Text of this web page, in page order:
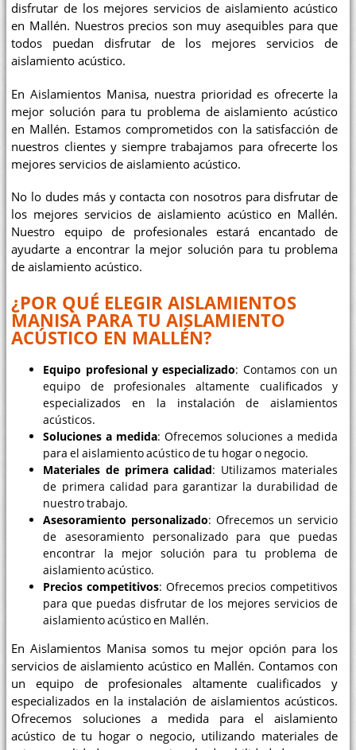
disfrutar de los mejores servicios de aislamiento acústico
en Mallén. Nuestros precios son muy asequibles para que
todos puedan disfrutar de los mejores servicios de
aislamiento acústico.
En Aislamientos Manisa, nuestra prioridad es ofrecerte la
mejor solución para tu problema de aislamiento acústico
en Mallén. Estamos comprometidos con la satisfacción de
nuestros clientes y siempre trabajamos para ofrecerte los
mejores servicios de aislamiento acústico.
No lo dudes más y contacta con nosotros para disfrutar de
los mejores servicios de aislamiento acústico en Mallén.
Nuestro equipo de profesionales estará encantado de
ayudarte a encontrar la mejor solución para tu problema
de aislamiento acústico.
¿POR QUÉ ELEGIR AISLAMIENTOS
MANISA PARA TU AISLAMIENTO
ACÚSTICO EN MALLÉN?
Equipo profesional y especializado: Contamos con un
equipo de profesionales altamente cualificados y
especializados en la instalación de aislamientos
acústicos.
Soluciones a medida: Ofrecemos soluciones a medida
para el aislamiento acústico de tu hogar o negocio.
Materiales de primera calidad: Utilizamos materiales
de primera calidad para garantizar la durabilidad de
nuestro trabajo.
Asesoramiento personalizado: Ofrecemos un servicio
de asesoramiento personalizado para que puedas
encontrar la mejor solución para tu problema de
aislamiento acústico.
Precios competitivos: Ofrecemos precios competitivos
para que puedas disfrutar de los mejores servicios de
aislamiento acústico en Mallén.
En Aislamientos Manisa somos tu mejor opción para los
servicios de aislamiento acústico en Mallén. Contamos con
un equipo de profesionales altamente cualificados y
especializados en la instalación de aislamientos acústicos.
Ofrecemos soluciones a medida para el aislamiento
acústico de tu hogar o negocio, utilizando materiales de